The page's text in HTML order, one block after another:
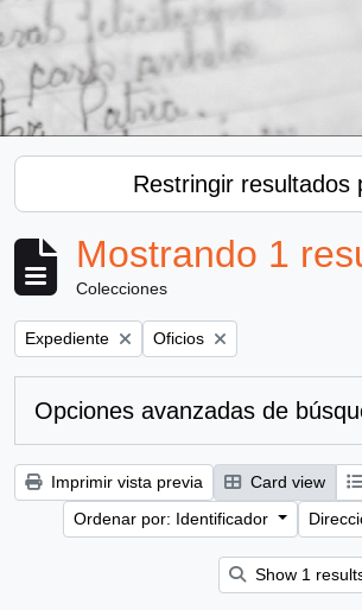
Restringir resultados
Mostrando 1
Colecciones
Remove filter:
Expediente Remove filter:
Oficios
Opciones avanzadas de
Imprimir vista previa Card view
Ordenar por: Identificador
Show 1